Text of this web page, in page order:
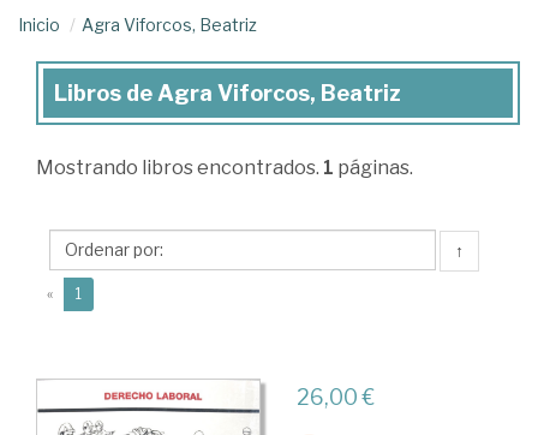
Inicio Agra Viforcos, Beatriz
Libros
Agra
Beatriz
Libros de Agra Viforcos, Beatriz
Mostrando libros encontrados. 1 páginas.
↑
« 1
26,00 €